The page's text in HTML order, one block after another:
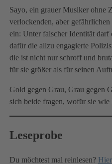
Sayo, ein grauer Musiker ohne
verlockenden, aber
ein: Unter falscher Identität darf
dafür die allzu engagierte
die ist nicht nur schroff und
für sie größer als für seinen
Gold gegen Grau, Grau gegen
sich beide fragen, wofür sie
Leseprobe
Du möchtest mal reinlesen? Hier